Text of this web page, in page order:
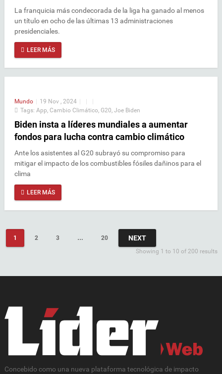
La franquicia más condecorada de la liga ha ganado al menos
un título en ocho de las últimas 13 administraciones
presidenciales.
LEER MÁS
Mundo | 19 Nov , 2024 | |
|
Tags: App Cambio Climático G20 Joe Biden
Biden insta a líderes mundiales a aumentar
fondos para lucha contra cambio climático
Ante los asistentes al G20 subrayó su compromiso para
mitigar el impacto de los combustibles fósiles dañinos para el
clima
LEER MÁS
1 2 3 … 20 NEXT
Showing 1 to 10 of 200 results
Concebido como una nueva plataforma tecnológica de impacto